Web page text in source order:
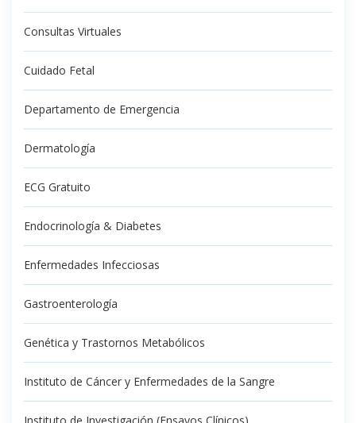
Consultas Virtuales
Cuidado Fetal
Departamento de Emergencia
Dermatología
ECG Gratuito
Endocrinología & Diabetes
Enfermedades Infecciosas
Gastroenterología
Genética y Trastornos Metabólicos
Instituto de Cáncer y Enfermedades de la Sangre